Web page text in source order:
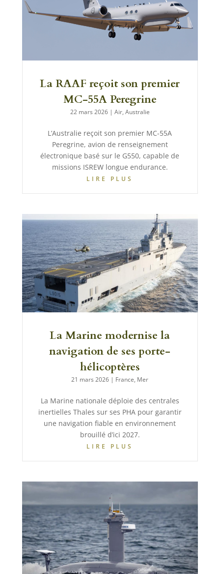
La RAAF reçoit son premier
MC-55A Peregrine
22 mars 2026| Air, Australie
L’Australie reçoit son premier MC-55A
Peregrine, avion de renseignement
électronique basé sur le G550, capable de
missions ISREW longue endurance.
LIRE PLUS
La Marine modernise la
navigation de ses porte-
hélicoptères
21 mars 2026 | France, Mer
La Marine nationale déploie des centrales
inertielles Thales sur ses PHA pour garantir
une navigation fiable en environnement
brouillé d’ici 2027.
LIRE PLUS